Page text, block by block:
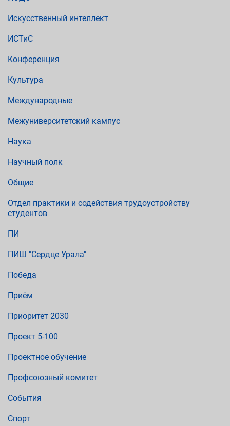
Искусственный интеллект
ИСТиС
Конференция
Культура
Международные
Межуниверситетский кампус
Наука
Научный полк
Общие
Отдел практики и содействия трудоустройству
студентов
ПИ
ПИШ "Сердце Урала"
Победа
Приём
Приоритет 2030
Проект 5-100
Проектное обучение
Профсоюзный комитет
События
Спорт